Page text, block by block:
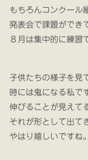
もちろんコンクール
発表会で課題ができ
８月は集中的に練習
子供たちの様子を見
時には鬼になる私で
伸びることが見えて
それが形として出て
やはり嬉しいですね。